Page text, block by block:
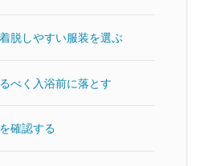
脱しやすい服装を選ぶ
べく入浴前に落とす
確認する